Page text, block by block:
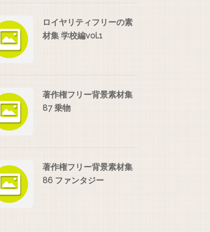
ロイヤリティフリーの素
材集 学校編vol.1
著作権フリー背景素材集
87 乗物
著作権フリー背景素材集
86 ファンタジー